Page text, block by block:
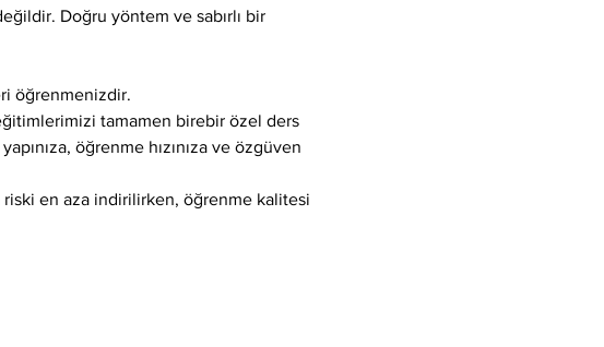
Doğru yöntem ve sabırlı bir
öğrenmenizdir.
tamamen birebir özel ders
öğrenme hızınıza ve özgüven
en aza indirilirken, öğrenme kalitesi